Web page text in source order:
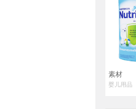
素材
婴儿用品